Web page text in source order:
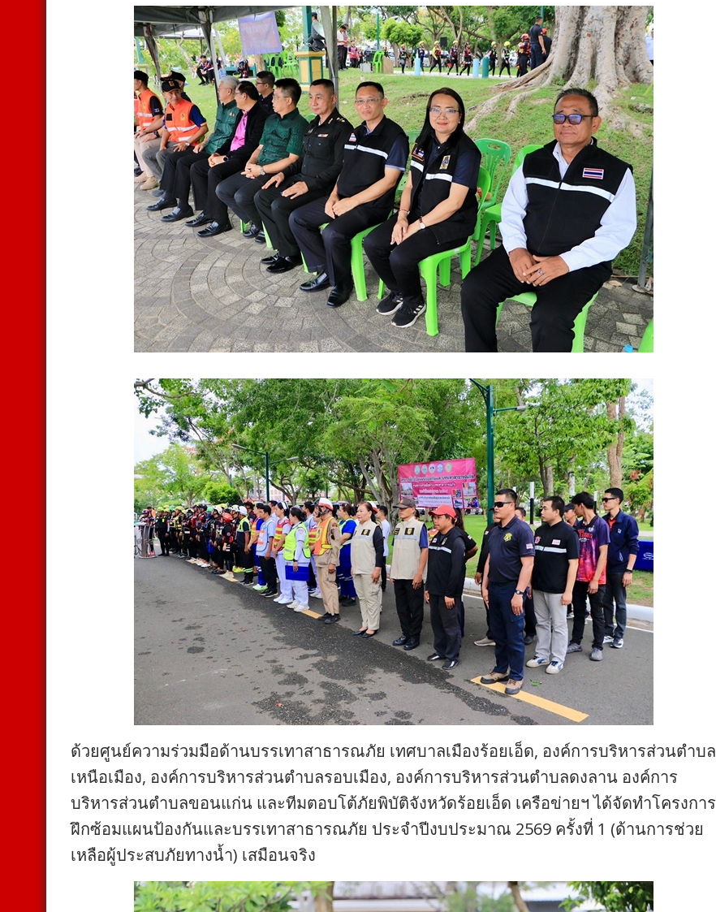
ด้วยศูนย์ความร่วมมือด้านบรรเทาสาธารณภัย เทศบาลเมืองร้อยเอ็ด, องค์การบริหารส่วนตำบล
เหนือเมือง, องค์การบริหารส่วนตำบลรอบเมือง, องค์การบริหารส่วนตำบลดงลาน องค์การ
บริหารส่วนตำบลขอนแก่น และทีมตอบโต้ภัยพิบัติจังหวัดร้อยเอ็ด เครือข่ายฯ ได้จัดทำโครงการ
ฝึกซ้อมแผนป้องกันและบรรเทาสาธารณภัย ประจำปีงบประมาณ 2569 ครั้งที่ 1 (ด้านการช่วย
เหลือผู้ประสบภัยทางน้ำ) เสมือนจริง